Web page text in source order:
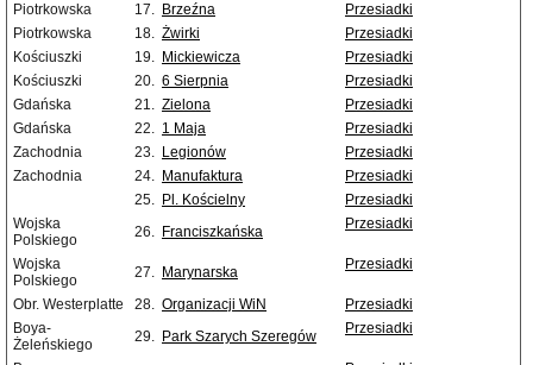
Piotrkowska
17. Brzeźna
Przesiadki
Piotrkowska
18. Żwirki
Przesiadki
Kościuszki
19. Mickiewicza
Przesiadki
Kościuszki
20. 6 Sierpnia
Przesiadki
Gdańska
21. Zielona
Przesiadki
Gdańska
22. 1 Maja
Przesiadki
Zachodnia
23. Legionów
Przesiadki
Zachodnia
24. Manufaktura
Przesiadki
25. Pl. Kościelny
Przesiadki
Wojska
Polskiego
26. Franciszkańska Przesiadki
Wojska
Polskiego
27. Marynarska Przesiadki
Obr. Westerplatte 28. Organizacji WiN
Przesiadki
Boya-
Żeleńskiego
29. Park Szarych Szeregów Przesiadki